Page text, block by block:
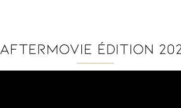
Aftermovie édition